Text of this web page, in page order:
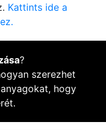
Kattints ide a
?
szerezhet
hogy